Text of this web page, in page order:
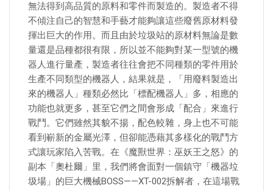
無法得到高品質的原料和零件而製造的。製造者不得
不傾注自己的智慧和手藝才能夠讓這些廢舊原材料發
揮出巨大的作用。而且由於垃圾站的原材料無論是數
量還是品種都很有限，所以並不能夠對某一型號的機
器人進行量產，製造者往往會把不同種類的零件用於
生產不同類型的機器人，結果就是，「用廢料製造出
來的機器人」種類必然比「標配機器人」多，相應的
功能也就更多，甚至它們之間會形成「配合」來進行
戰鬥。它們雖然其貌不揚，配色較雜，身上也不可能
看到嶄新的金屬光澤，但卻能憑藉其多樣化的戰鬥方
式讓玩家陷入苦戰。在《魔獸世界：巫妖王之怒》的
副本「奧杜爾」里，我們將會面對一個鎮守「機器垃
圾場」的巨大機械BOSS——XT-002拆解者，在這場戰